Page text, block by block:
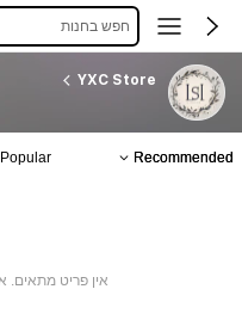
חפש בחנות
YXC Store
Recommended
אין פריט מתאים.